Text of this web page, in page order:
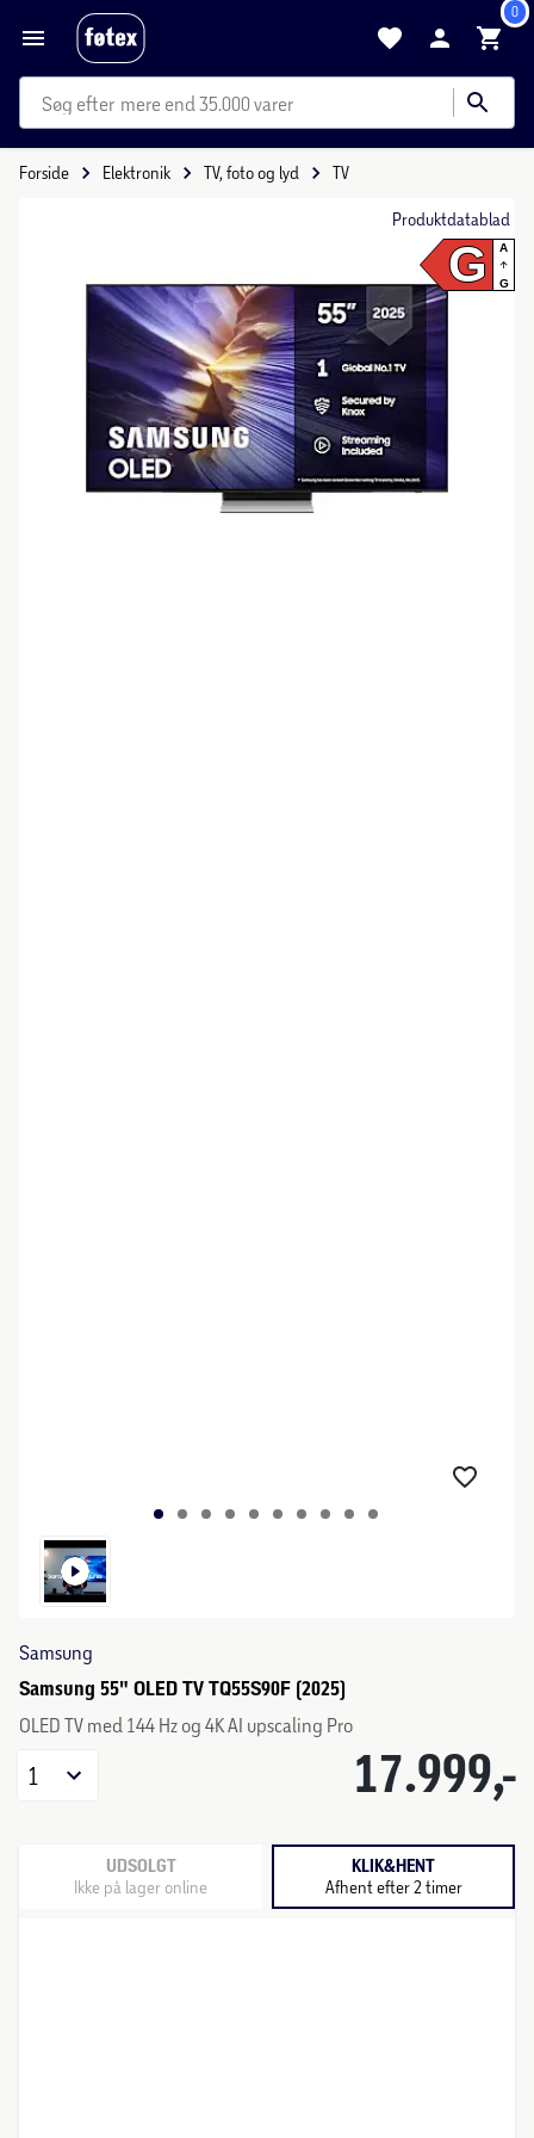
0
mere end 35.000 varer
Forside Elektronik TV, foto og lyd TV
Produktdatablad
G A
G
Samsung
Samsung 55" OLED TV TQ55S90F (2025)
OLED TV med 144 Hz og 4K AI upscaling Pro
17.999,-
1
UDSOLGT
Ikke på lager online
KLIK&HENT
Afhent efter 2 timer